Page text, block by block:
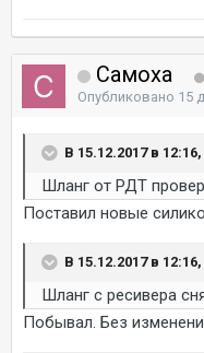
Самоха
Опубликовано 15
В 15.12.2017 в
Шланг от РДТ
Поставил новые
В 15.12.2017 в
Шланг с ресивера
Побывал. Без